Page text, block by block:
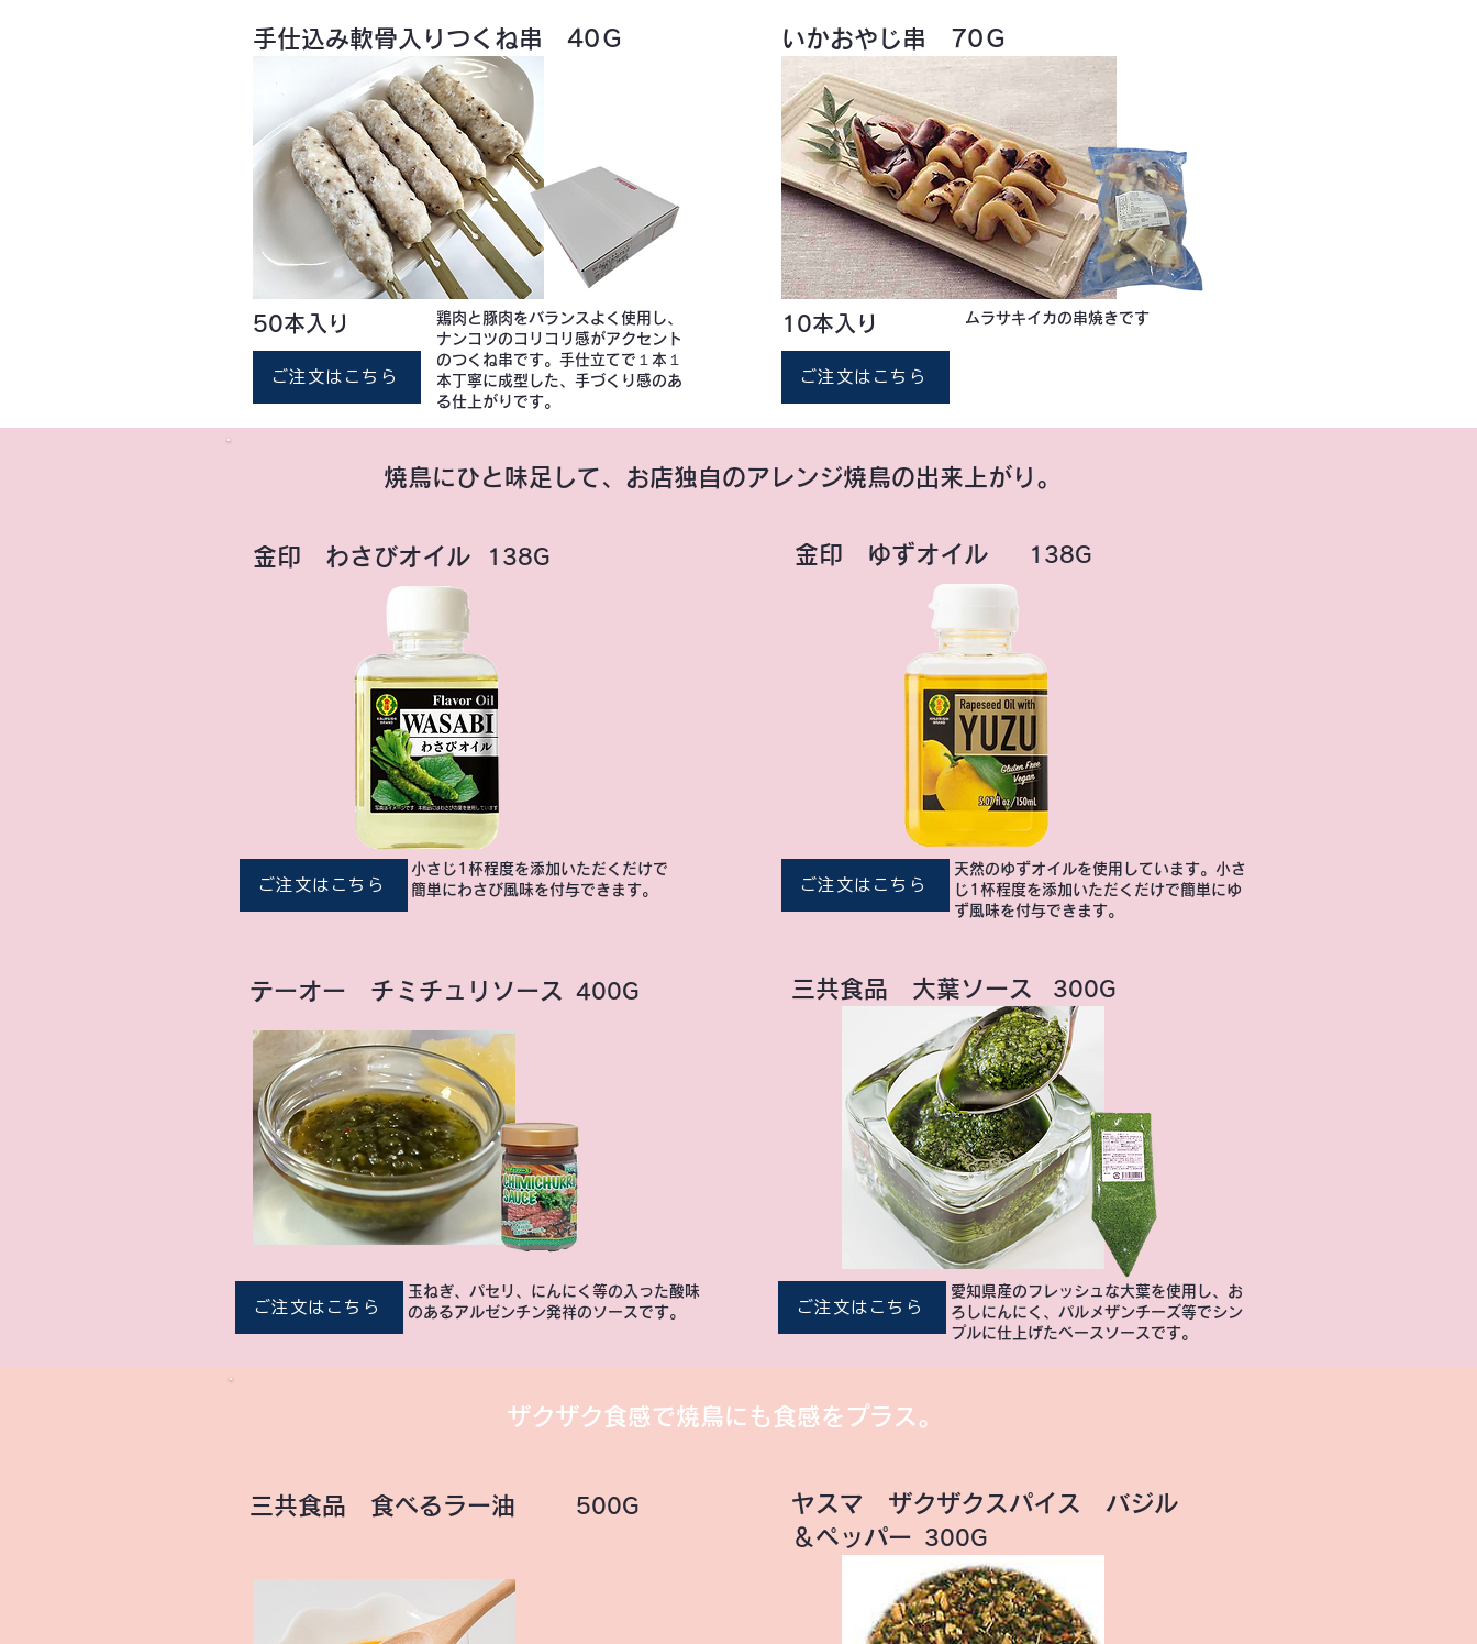
手仕込み軟骨入りつくね串 40Ｇ
50本入り
ご注文はこちら
鶏肉と豚肉をバランスよく使用し、
ナンコツのコリコリ感がアクセント
のつくね串です。手仕立てで１本１
本丁寧に成型した、手づくり感のあ
る仕上がりです。
いかおやじ串 70Ｇ
10本入り ムラサキイカの串焼きです
ご注文はこちら
焼鳥にひと味足して、お店独自のアレンジ焼鳥の出来上がり。
金印 わさびオイル 138G
ご注文はこちら
小さじ1杯程度を添加いただくだけで
簡単にわさび風味を付与できます。
金印 ゆずオイル 138G
ご注文はこちら
天然のゆずオイルを使用しています。小さ
じ1杯程度を添加いただくだけで簡単にゆ
ず風味を付与できます。
テーオー チミチュリソース 400G
ご注文はこちら
玉ねぎ、パセリ、にんにく等の入った酸味
のあるアルゼンチン発祥のソースです。
三共食品 大葉ソース 300G
ご注文はこちら
愛知県産のフレッシュな大葉を使用し、お
ろしにんにく、パルメザンチーズ等でシン
プルに仕上げたベースソースです。
ザクザク食感で焼鳥にも食感をプラス。
三共食品 食べるラー油 500G
ヤスマ ザクザクスパイス バジル
＆ペッパー
300G